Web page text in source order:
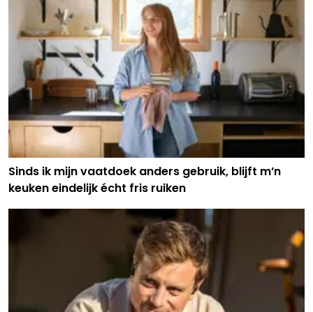
Sinds ik mijn vaatdoek anders gebruik, blijft m’n
keuken eindelijk écht fris ruiken